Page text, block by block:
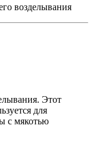
возделывания
Этот
для
с мякотью